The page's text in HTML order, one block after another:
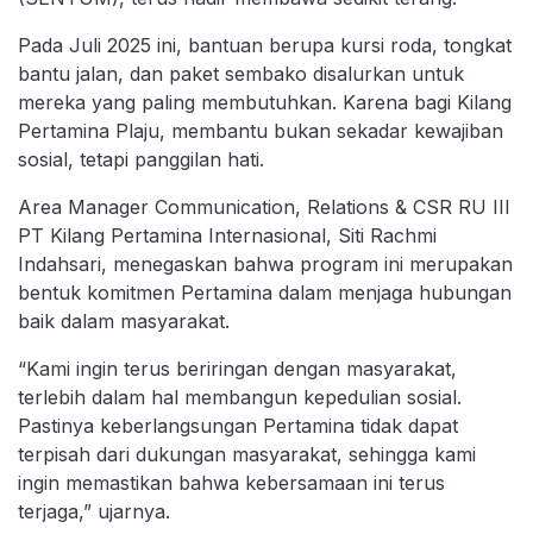
Pada Juli 2025 ini, bantuan berupa kursi roda, tongkat
bantu jalan, dan paket sembako disalurkan untuk
mereka yang paling membutuhkan. Karena bagi Kilang
Pertamina Plaju, membantu bukan sekadar kewajiban
sosial, tetapi panggilan hati.
Area Manager Communication, Relations & CSR RU III
PT Kilang Pertamina Internasional, Siti Rachmi
Indahsari, menegaskan bahwa program ini merupakan
bentuk komitmen Pertamina dalam menjaga hubungan
baik dalam masyarakat.
“Kami ingin terus beriringan dengan masyarakat,
terlebih dalam hal membangun kepedulian sosial.
Pastinya keberlangsungan Pertamina tidak dapat
terpisah dari dukungan masyarakat, sehingga kami
ingin memastikan bahwa kebersamaan ini terus
terjaga,” ujarnya.